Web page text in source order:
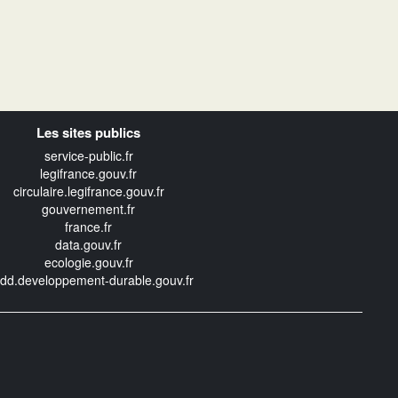
Les sites publics
service-public.fr
legifrance.gouv.fr
circulaire.legifrance.gouv.fr
gouvernement.fr
france.fr
data.gouv.fr
ecologie.gouv.fr
durable.gouv.fr